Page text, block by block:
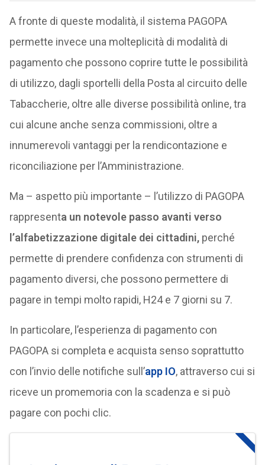
A fronte di queste modalità, il sistema PAGOPA
permette invece una molteplicità di modalità di
pagamento che possono coprire tutte le possibilità
di utilizzo, dagli sportelli della Posta al circuito delle
Tabaccherie, oltre alle diverse possibilità online, tra
cui alcune anche senza commissioni, oltre a
innumerevoli vantaggi per la rendicontazione e
riconciliazione per l’Amministrazione.
Ma – aspetto più importante – l’utilizzo di PAGOPA
rappresenta un notevole passo avanti verso
l’alfabetizzazione digitale dei cittadini,perché
permette di prendere confidenza con strumenti di
pagamento diversi, che possono permettere di
pagare in tempi molto rapidi, H24 e 7 giorni su 7.
In particolare, l’esperienza di pagamento con
PAGOPA si completa e acquista senso soprattutto
con l’invio delle notifiche sull’app IO, attraverso cui si
riceve un promemoria con la scadenza e si può
pagare con pochi clic.